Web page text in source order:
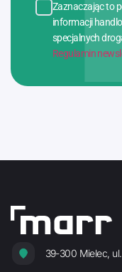
Zaznaczając to
informacji
specjalnych
Regulamin
39-300 Mielec,